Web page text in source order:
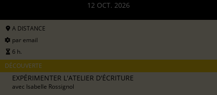
12 OCT. 2026
A DISTANCE
par email
6 h.
DÉCOUVERTE
EXPÉRIMENTER L'ATELIER D'ÉCRITURE
avec Isabelle Rossignol